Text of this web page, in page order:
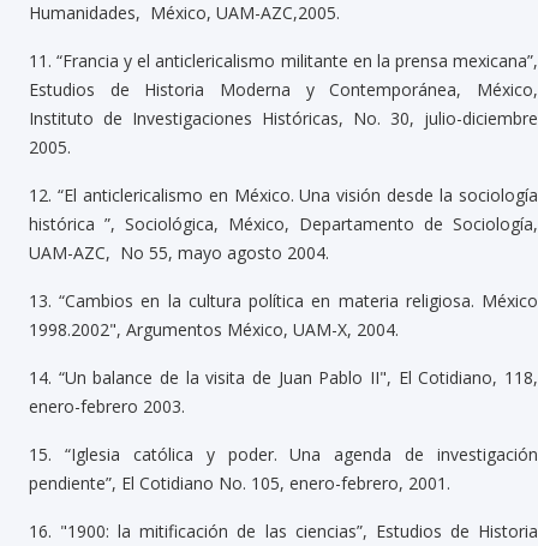
Humanidades, México, UAM-AZC,2005.
11. “Francia y el anticlericalismo militante en la prensa mexicana”,
Estudios de Historia Moderna y Contemporánea, México,
Instituto de Investigaciones Históricas, No. 30, julio-diciembre
2005.
12. “El anticlericalismo en México. Una visión desde la sociología
histórica ”, Sociológica, México, Departamento de Sociología,
UAM-AZC, No 55, mayo agosto 2004.
13. “Cambios en la cultura política en materia religiosa. México
1998.2002", Argumentos México, UAM-X, 2004.
14. “Un balance de la visita de Juan Pablo II", El Cotidiano, 118,
enero-febrero 2003.
15.
“Iglesia católica y poder. Una agenda de investigación
pendiente”, El Cotidiano No. 105, enero-febrero, 2001.
16. "1900: la mitificación de las ciencias”, Estudios de Historia